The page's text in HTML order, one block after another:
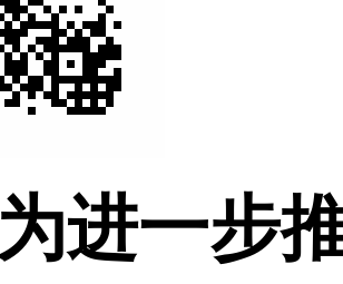
为进一步